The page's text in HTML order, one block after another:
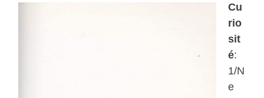
Cu
rio
sit
é:
1/N
e